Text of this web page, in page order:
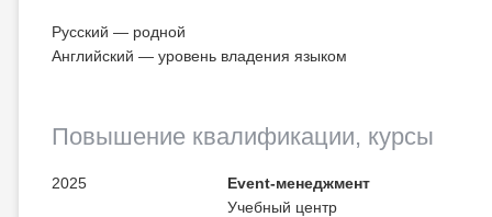
Русский — родной
Английский — уровень владения языком
Повышение квалификации, курсы
2025
Event-менеджмент
Учебный центр